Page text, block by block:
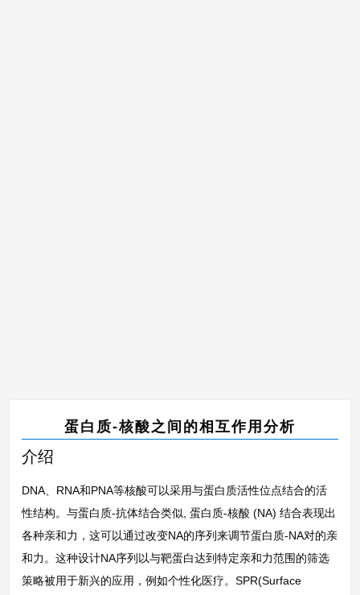
蛋白质-核酸之间的相互作用分析
介绍
DNA、RNA和PNA等核酸可以采用与蛋白质活性位点结合的活
性结构。与蛋白质-抗体结合类似, 蛋白质-核酸 (NA) 结合表现出
各种亲和力，这可以通过改变NA的序列来调节蛋白质-NA对的亲
和力。这种设计NA序列以与靶蛋白达到特定亲和力范围的筛选
策略被用于新兴的应用，例如个性化医疗。SPR(Surface